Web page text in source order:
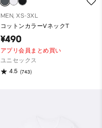
MEN, XS-3XL
コットンカラーVネックT
¥490
アプリ会員まとめ買い
ユニセックス
4.5 (743)